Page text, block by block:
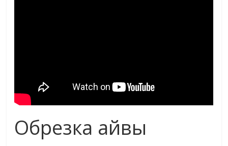
Обрезка айвы